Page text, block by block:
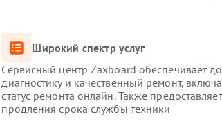
Широкий спектр услуг
Сервисный центр Zaxboard обеспечивает
диагностику и качественный ремонт,
статус ремонта онлайн. Также
продления срока службы техники